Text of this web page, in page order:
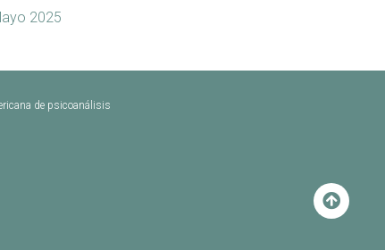
2025
de psicoanálisis